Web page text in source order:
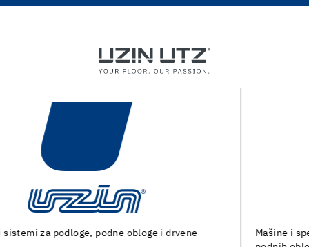
Mašine i specijalni alati za pripremu podloge i ugradnju